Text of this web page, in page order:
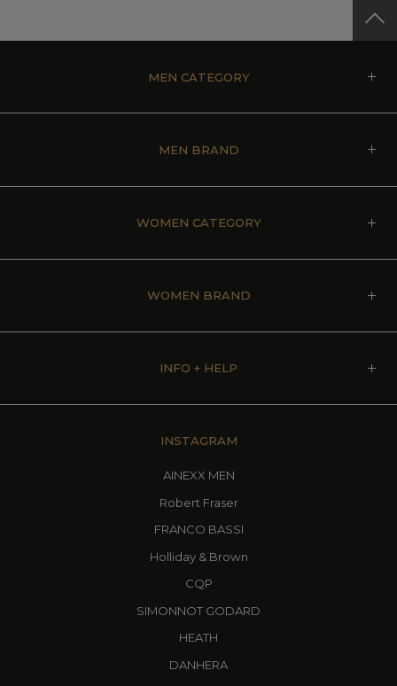
MEN CATEGORY
MEN BRAND
WOMEN CATEGORY
WOMEN BRAND
INFO + HELP
INSTAGRAM
AINEXX MEN
Robert Fraser
FRANCO BASSI
Holliday & Brown
CQP
SIMONNOT GODARD
HEATH
DANHERA